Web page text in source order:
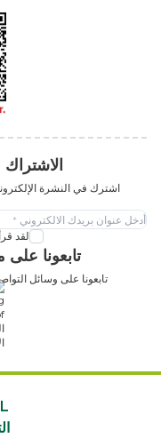
اشترك في النشرة
لقد
تابعونا على
تابعونا على وسائل